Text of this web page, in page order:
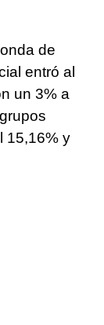
de
entró al
un 3% a
15,16% y